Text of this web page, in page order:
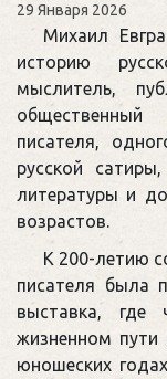
29 Января 2026
Михаил
историю
мыслитель,
писателя,
русской
литературы и
возрастов.
К 200-летию
писателя была
выставка, где
жизненном пути
юношеских